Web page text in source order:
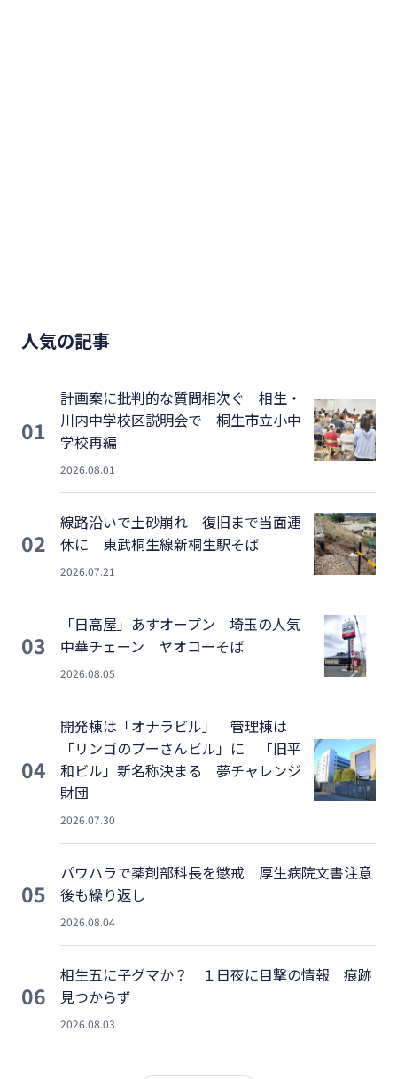
人気の記事
01
計画案に批判的な質問相次ぐ 相生・
川内中学校区説明会で 桐生市立小中
学校再編
2026.08.01
02
線路沿いで土砂崩れ 復旧まで当面運
休に 東武桐生線新桐生駅そば
2026.07.21
03
「日高屋」あすオープン 埼玉の人気
中華チェーン ヤオコーそば
2026.08.05
04
開発棟は「オナラビル」 管理棟は
「リンゴのプーさんビル」に 「旧平
和ビル」新名称決まる 夢チャレンジ
財団
2026.07.30
05
パワハラで薬剤部科長を懲戒 厚生病院文書注意
後も繰り返し
2026.08.04
06
相生五に子グマか？ １日夜に目撃の情報 痕跡
見つからず
2026.08.03